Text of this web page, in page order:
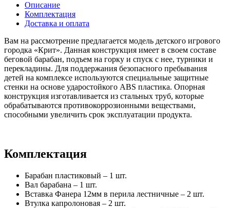
Описание
Комплектация
Доставка и оплата
Вам на рассмотрение предлагается модель детского игрового
городка «Крит». Данная конструкция имеет в своем составе
беговой барабан, подъем на горку и спуск с нее, турники и
перекладины. Для поддержания безопасного пребывания
детей на комплексе используются специальные защитные
стенки на основе ударостойкого ABS пластика. Опорная
конструкция изготавливается из стальных труб, которые
обрабатываются противокоррозионными веществами,
способными увеличить срок эксплуатации продукта.
Комплектация
Барабан пластиковый – 1 шт.
Вал барабана – 1 шт.
Вставка Фанера 12мм в перила лестничные – 2 шт.
Втулка капролоновая – 2 шт.